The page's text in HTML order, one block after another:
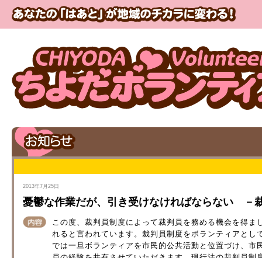
2013年7月25日
憂鬱な作業だが、引き受けなければならない －
この度、裁判員制度によって裁判員を務める機会を得
れると言われています。裁判員制度をボランティアと
では一旦ボランティアを市民的公共活動と位置づけ、